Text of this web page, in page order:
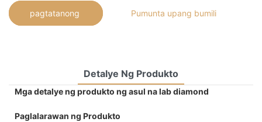
pagtatanong Pumunta upang bumili
Detalye Ng Produkto
Mga detalye ng produkto ng asul na lab diamond
Paglalarawan ng Produkto